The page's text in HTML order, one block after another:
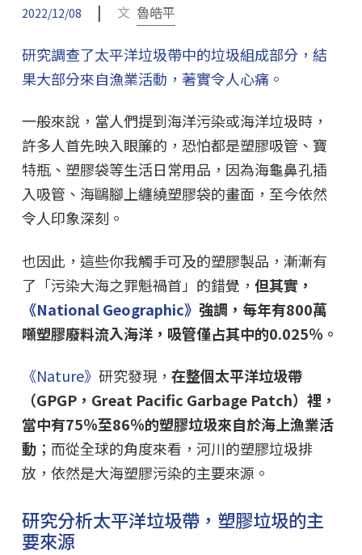
2022/12/08 | 文 魯皓平
研究調查了太平洋垃圾帶中的垃圾組成部分，結
果大部分來自漁業活動，著實令人心痛。
一般來說，當人們提到海洋污染或海洋垃圾時，
許多人首先映入眼簾的，恐怕都是塑膠吸管、寶
特瓶、塑膠袋等生活日常用品，因為海龜鼻孔插
入吸管、海鷗腳上纏繞塑膠袋的畫面，至今依然
令人印象深刻。
也因此，這些你我觸手可及的塑膠製品，漸漸有
了「污染大海之罪魁禍首」的錯覺， 但其實，
《National Geographic》 強調，每年有800萬
噸塑膠廢料流入海洋，吸管僅占其中的0.025％。
《Nature》 研究發現， 在整個太平洋垃圾帶
（GPGP，Great Pacific Garbage Patch）裡，
當中有75％至86％的塑膠垃圾來自於海上漁業活
動；而從全球的角度來看，河川的塑膠垃圾排
放，依然是大海塑膠污染的主要來源。
研究分析太平洋垃圾帶，塑膠垃圾的主
要來源